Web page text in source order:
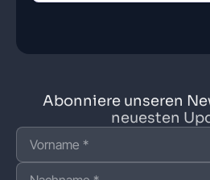
Abonniere unseren
neuesten